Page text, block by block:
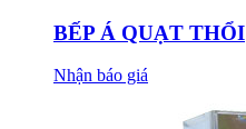
BẾP Á QUẠT THỔI
Nhận báo giá